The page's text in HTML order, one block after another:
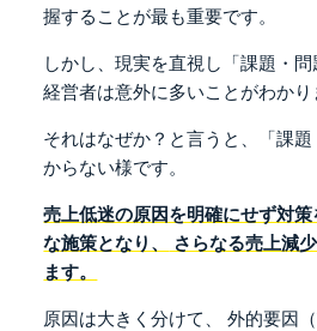
握することが最も重要です。
しかし、現実を直視し「課題・
経営者は意外に多いことがわかり
それはなぜか？と言うと、「課
からない様です。
売上低迷の原因を明確にせず対策
な施策となり、
さらなる売上減
ます。
原因は大きく分けて、
外的要因